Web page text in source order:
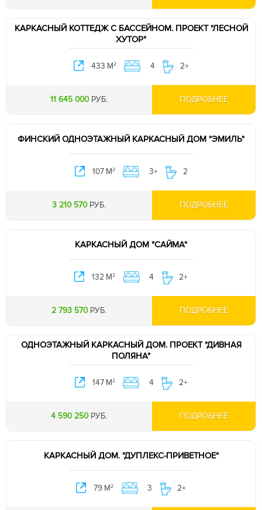
КАРКАСНЫЙ КОТТЕДЖ С БАССЕЙНОМ. ПРОЕКТ "ЛЕСНОЙ
ХУТОР"
433 М2 4 2+
11 645 000 РУБ. ПОДРОБНЕЕ
ФИНСКИЙ ОДНОЭТАЖНЫЙ КАРКАСНЫЙ ДОМ "ЭМИЛЬ"
107 М2 3+ 2
3 210 570 РУБ. ПОДРОБНЕЕ
КАРКАСНЫЙ ДОМ "САЙМА"
132 М2 4 2+
2 793 570 РУБ. ПОДРОБНЕЕ
ОДНОЭТАЖНЫЙ КАРКАСНЫЙ ДОМ. ПРОЕКТ "ДИВНАЯ
ПОЛЯНА"
147 М2 4 2+
4 590 250 РУБ. ПОДРОБНЕЕ
КАРКАСНЫЙ ДОМ. "ДУПЛЕКС-ПРИВЕТНОЕ"
79 М2 3 2+